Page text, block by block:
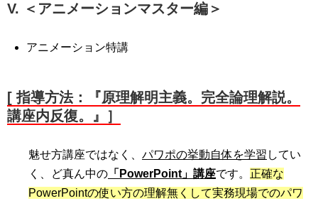
V. ＜アニメーションマスター編＞
アニメーション特講
[ 指導方法：『原理解明主義。完全論理解説。
講座内反復。』］
魅せ方講座ではなく、 パワポの挙動自体を学習 してい
く、ど真ん中の 「PowerPoint」講座です。 正確な
PowerPointの使い方の理解無くして実務現場でのパワ